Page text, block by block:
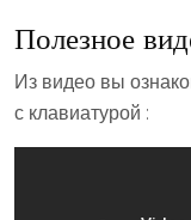
Полезное
Из видео вы
с клавиатурой :